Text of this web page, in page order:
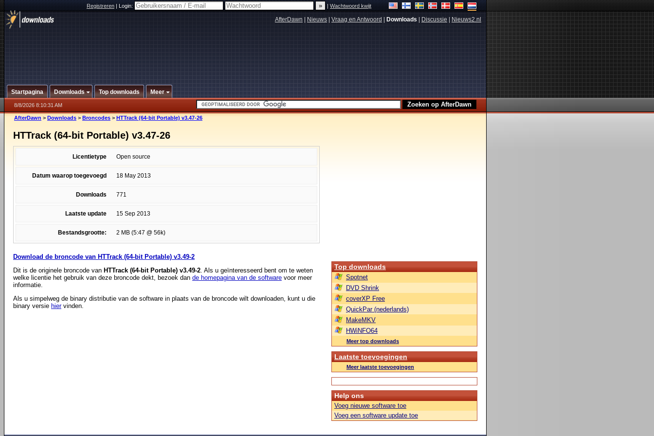
Registreren|Login: |Wachtwoord kwijt
AfterDawn Nieuws Vraag en Antwoord Downloads Discussie Nieuws2.nl
Startpagina Downloads Top downloads Meer
8/8/2026 8:10:31 AM
AfterDawn > Downloads > Broncodes > HTTrack (64-bit Portable) v3.47-26
HTTrack (64-bit Portable) v3.47-26
Licentietype Open source
Datum waarop toegevoegd 18 May 2013
Downloads 771
Laatste update 15 Sep 2013
Bestandsgrootte: 2 MB (5:47 @ 56k)
Download de broncode van HTTrack (64-bit Portable) v3.49-2
Dit is de originele broncode van HTTrack (64-bit Portable) v3.49-2. Als u geïnteresseerd bent om te weten
welke licentie het gebruik van deze broncode dekt, bezoek dan de homepagina van de software voor meer
informatie.
Als u simpelweg de binary distributie van de software in plaats van de broncode wilt downloaden, kunt u die
binary versie hiervinden.
Top downloads
Spotnet
DVD Shrink
coverXP Free
QuickPar (nederlands)
MakeMKV
HWiNFO64
Meer top downloads
Laatste toevoegingen
Meer laatste toevoegingen
Help ons
Voeg nieuwe software toe
Voeg een software update toe